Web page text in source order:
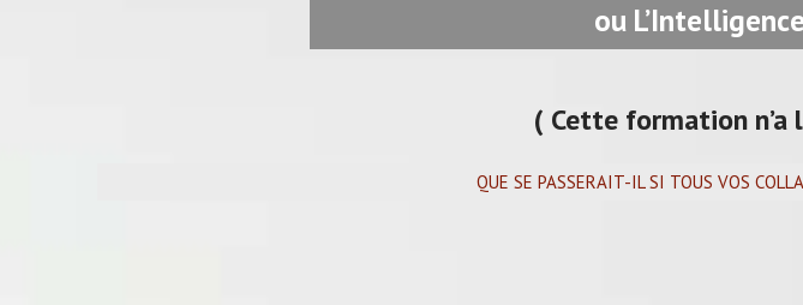
ou
( Cette formation n’a
QUE SE PASSERAIT-IL SI TOUS VOS